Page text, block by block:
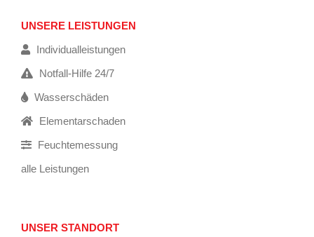
UNSERE LEISTUNGEN
Individualleistungen
Notfall-Hilfe 24/7
Wasserschäden
Elementarschaden
Feuchtemessung
alle Leistungen
UNSER STANDORT